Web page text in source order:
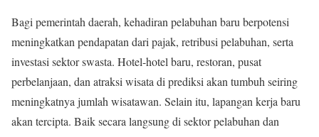
Bagi pemerintah daerah, kehadiran pelabuhan baru berpotensi
meningkatkan pendapatan dari pajak, retribusi pelabuhan, serta
investasi sektor swasta. Hotel-hotel baru, restoran, pusat
perbelanjaan, dan atraksi wisata di prediksi akan tumbuh seiring
meningkatnya jumlah wisatawan. Selain itu, lapangan kerja baru
akan tercipta. Baik secara langsung di sektor pelabuhan dan